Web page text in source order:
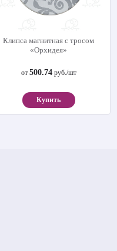
Клипса магнитная с тросом
«Орхидея»
от 500.74руб./шт
Купить